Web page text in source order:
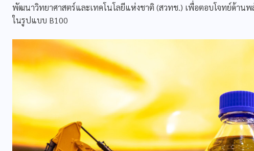
พัฒนาวิทยาศาสตร์และเทคโนโลยีแห่งชาติ (สวทช.) เพื่อตอบโจทย์ด้านพ
ในรูปแบบ B100